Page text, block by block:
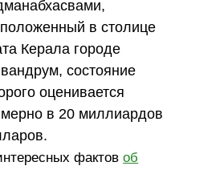
в столице
Керала городе
состояние
оценивается
в 20 миллиардов
фактовоб